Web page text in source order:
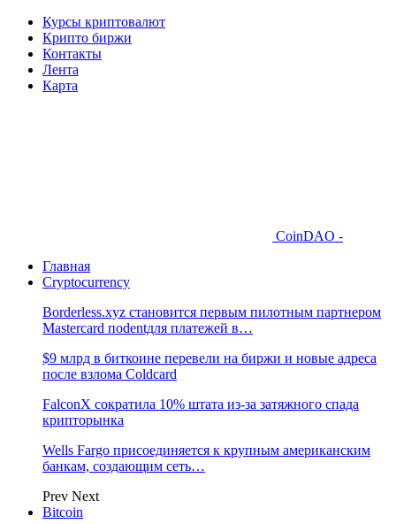
Курсы криптовалют
Крипто биржи
Контакты
Лента
Карта
CoinDAO -
Главная
Cryptocurrency
Borderless.xyz становится первым пилотным партнером
Mastercard поdentдля платежей в…
$9 млрд в биткоине перевели на биржи и новые адреса
после взлома Coldcard
FalconX сократила 10% штата из-за затяжного спада
крипторынка
Wells Fargo присоединяется к крупным американским
банкам, создающим сеть…
Prev Next
Bitcoin